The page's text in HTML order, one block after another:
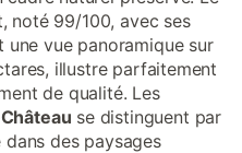
noté 99/100, avec ses
vue panoramique sur
illustre parfaitement
de qualité. Les
se distinguent par
des paysages